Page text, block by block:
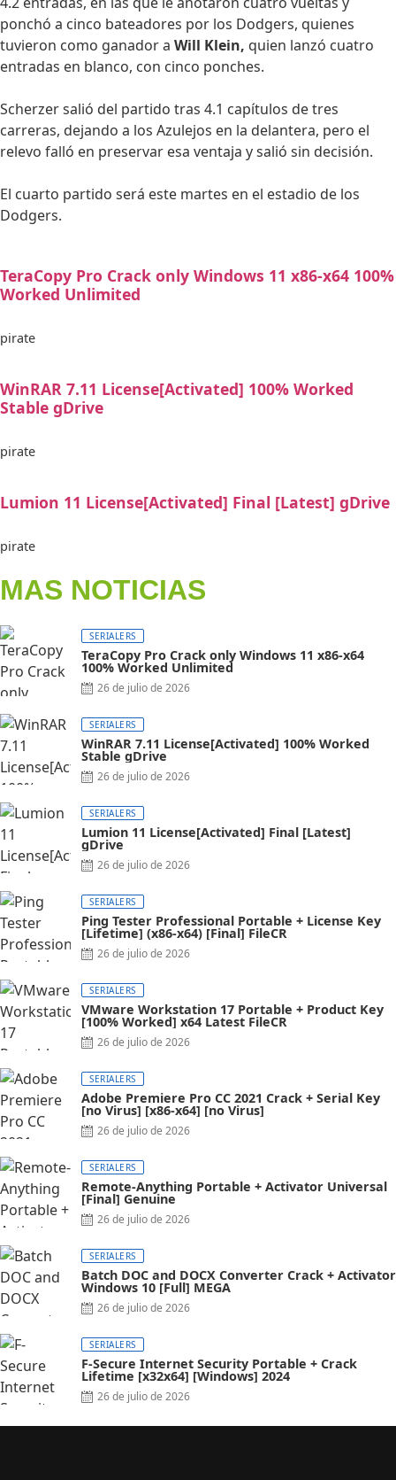
ponchó a cinco bateadores por los Dodgers, quienes
tuvieron como ganador a Will Klein, quien lanzó cuatro
entradas en blanco, con cinco ponches.
Scherzer salió del partido tras 4.1 capítulos de tres
carreras, dejando a los Azulejos en la delantera, pero el
relevo falló en preservar esa ventaja y salió sin decisión.
El cuarto partido será este martes en el estadio de los
Dodgers.
TeraCopy Pro Crack only Windows 11 x86-x64 100%
Worked Unlimited
pirate
WinRAR 7.11 License[Activated] 100% Worked
Stable gDrive
pirate
Lumion 11 License[Activated] Final [Latest] gDrive
pirate
MAS NOTICIAS
SERIALERS
TeraCopy Pro Crack only Windows 11 x86-x64
100% Worked Unlimited
26 de julio de 2026
SERIALERS
WinRAR 7.11 License[Activated] 100% Worked
Stable gDrive
26 de julio de 2026
SERIALERS
Lumion 11 License[Activated] Final [Latest]
gDrive
26 de julio de 2026
SERIALERS
Ping Tester Professional Portable + License Key
[Lifetime] (x86-x64) [Final] FileCR
26 de julio de 2026
SERIALERS
VMware Workstation 17 Portable + Product Key
[100% Worked] x64 Latest FileCR
26 de julio de 2026
SERIALERS
Adobe Premiere Pro CC 2021 Crack + Serial Key
[no Virus] [x86-x64] [no Virus]
26 de julio de 2026
SERIALERS
Remote-Anything Portable + Activator Universal
[Final] Genuine
26 de julio de 2026
SERIALERS
Batch DOC and DOCX Converter Crack + Activator
Windows 10 [Full] MEGA
26 de julio de 2026
SERIALERS
F-Secure Internet Security Portable + Crack
Lifetime [x32x64] [Windows] 2024
26 de julio de 2026